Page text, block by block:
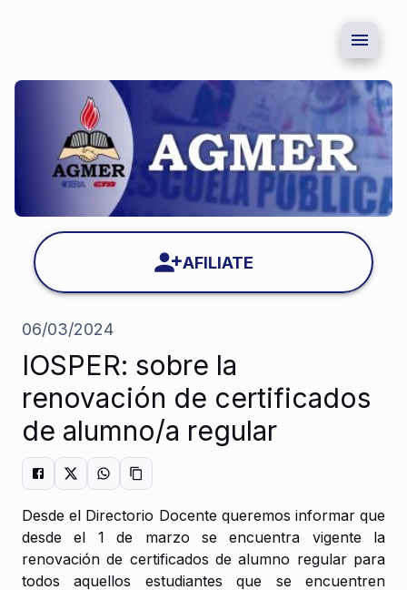
AFILIATE
06/03/2024
IOSPER: sobre la
renovación de certificados
de alumno/a regular
Desde el Directorio Docente queremos informar que
desde el 1 de marzo se encuentra vigente la
renovación de certificados de alumno regular para
todos aquellos estudiantes que se encuentren